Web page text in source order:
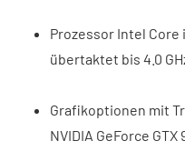
Prozessor Intel Core
übertaktet bis 4.0
Grafikoptionen mit
NVIDIA GeForce